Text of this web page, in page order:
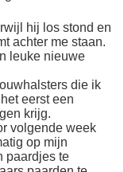
hij los stond en
achter me staan.
leuke nieuwe
die ik
eerst een
krijg.
volgende week
op mijn
paardjes te